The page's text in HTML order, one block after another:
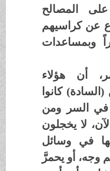
المصالح
عن كراسيهم
وبمساعدات
أن هؤلاء
كانوا
السر ومن
لا يخجلون
في وسائل
أو يحمرَّ